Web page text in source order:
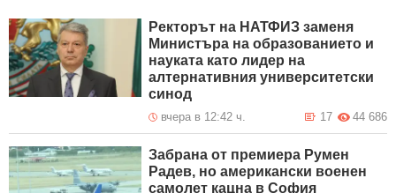
Ректорът на НАТФИЗ заменя
Министъра на образованието и
науката като лидер на
алтернативния университетски
синод
вчера в 12:42 ч. 44 686
17
Забрана от премиера Румен
Радев, но американски военен
самолет кацна в София